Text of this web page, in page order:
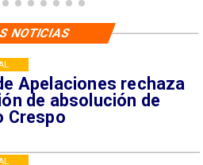
Apelaciones rechaza
de absolución de
Crespo
NOTICIAS